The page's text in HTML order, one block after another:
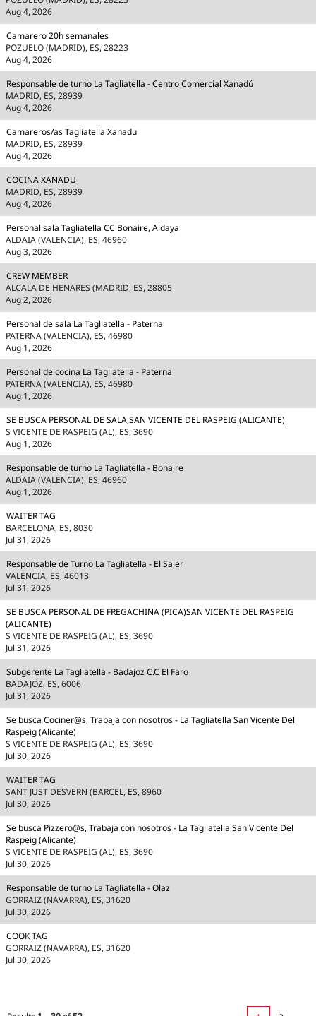
Aug 4, 2026
Camarero 20h semanales
POZUELO (MADRID), ES, 28223
Aug 4, 2026
Responsable de turno La Tagliatella - Centro Comercial Xanadú
MADRID, ES, 28939
Aug 4, 2026
Camareros/as Tagliatella Xanadu
MADRID, ES, 28939
Aug 4, 2026
COCINA XANADU
MADRID, ES, 28939
Aug 4, 2026
Personal sala Tagliatella CC Bonaire, Aldaya
ALDAIA (VALENCIA), ES, 46960
Aug 3, 2026
CREW MEMBER
ALCALA DE HENARES (MADRID, ES, 28805
Aug 2, 2026
Personal de sala La Tagliatella - Paterna
PATERNA (VALENCIA), ES, 46980
Aug 1, 2026
Personal de cocina La Tagliatella - Paterna
PATERNA (VALENCIA), ES, 46980
Aug 1, 2026
SE BUSCA PERSONAL DE SALA,SAN VICENTE DEL RASPEIG (ALICANTE)
S VICENTE DE RASPEIG (AL), ES, 3690
Aug 1, 2026
Responsable de turno La Tagliatella - Bonaire
ALDAIA (VALENCIA), ES, 46960
Aug 1, 2026
WAITER TAG
BARCELONA, ES, 8030
Jul 31, 2026
Responsable de Turno La Tagliatella - El Saler
VALENCIA, ES, 46013
Jul 31, 2026
SE BUSCA PERSONAL DE FREGACHINA (PICA)SAN VICENTE DEL RASPEIG
(ALICANTE)
S VICENTE DE RASPEIG (AL), ES, 3690
Jul 31, 2026
Subgerente La Tagliatella - Badajoz C.C El Faro
BADAJOZ, ES, 6006
Jul 31, 2026
Se busca Cociner@s, Trabaja con nosotros - La Tagliatella San Vicente Del
Raspeig (Alicante)
S VICENTE DE RASPEIG (AL), ES, 3690
Jul 30, 2026
WAITER TAG
SANT JUST DESVERN (BARCEL, ES, 8960
Jul 30, 2026
Se busca Pizzero@s, Trabaja con nosotros - La Tagliatella San Vicente Del
Raspeig (Alicante)
S VICENTE DE RASPEIG (AL), ES, 3690
Jul 30, 2026
Responsable de turno La Tagliatella - Olaz
GORRAIZ (NAVARRA), ES, 31620
Jul 30, 2026
COOK TAG
GORRAIZ (NAVARRA), ES, 31620
Jul 30, 2026